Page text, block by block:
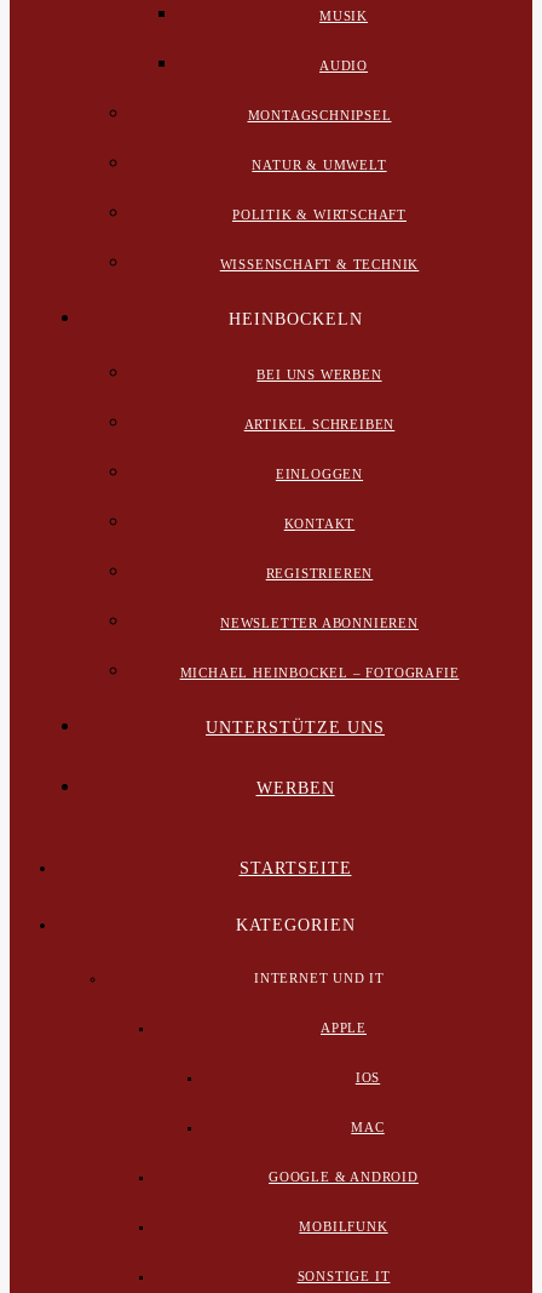
MUSIK
AUDIO
MONTAGSCHNIPSEL
NATUR & UMWELT
POLITIK & WIRTSCHAFT
WISSENSCHAFT & TECHNIK
HEINBOCKELN
BEI UNS WERBEN
ARTIKEL SCHREIBEN
EINLOGGEN
KONTAKT
REGISTRIEREN
NEWSLETTER ABONNIEREN
MICHAEL HEINBOCKEL – FOTOGRAFIE
UNTERSTÜTZE UNS
WERBEN
STARTSEITE
KATEGORIEN
INTERNET UND IT
APPLE
IOS
MAC
GOOGLE & ANDROID
MOBILFUNK
SONSTIGE IT